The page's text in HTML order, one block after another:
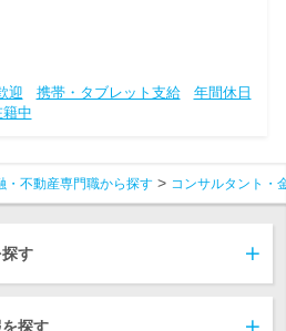
迎 携帯・タブレット支給
年間休日
中
・不動産専門職から探す コンサルタント・
す
探す